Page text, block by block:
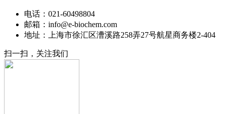
电话：021-60498804
邮箱：info@e-biochem.com
地址：上海市徐汇区漕溪路258弄27号航星商务楼2-404
扫一扫，关注我们